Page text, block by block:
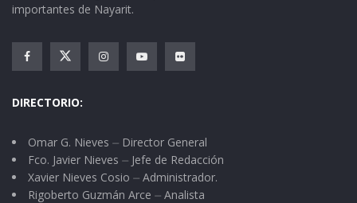
importantes de Nayarit.
DIRECTORIO:
Omar G. Nieves ⏤ Director General
Fco. Javier Nieves ⏤ Jefe de Redacción
Xavier Nieves Cosio ⏤ Administrador.
Rigoberto Guzmán Arce ⏤ Analista